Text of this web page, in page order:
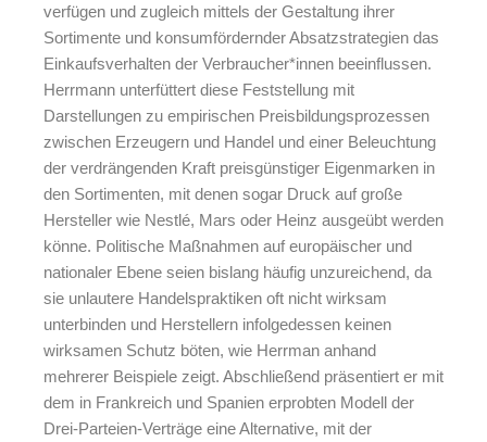
verfügen und zugleich mittels der Gestaltung ihrer
Sortimente und konsumfördernder Absatzstrategien das
Einkaufsverhalten der Verbraucher*innen beeinflussen.
Herrmann unterfüttert diese Feststellung mit
Darstellungen zu empirischen Preisbildungsprozessen
zwischen Erzeugern und Handel und einer Beleuchtung
der verdrängenden Kraft preisgünstiger Eigenmarken in
den Sortimenten, mit denen sogar Druck auf große
Hersteller wie Nestlé, Mars oder Heinz ausgeübt werden
könne. Politische Maßnahmen auf europäischer und
nationaler Ebene seien bislang häufig unzureichend, da
sie unlautere Handelspraktiken oft nicht wirksam
unterbinden und Herstellern infolgedessen keinen
wirksamen Schutz böten, wie Herrman anhand
mehrerer Beispiele zeigt. Abschließend präsentiert er mit
dem in Frankreich und Spanien erprobten Modell der
Drei-Parteien-Verträge eine Alternative, mit der